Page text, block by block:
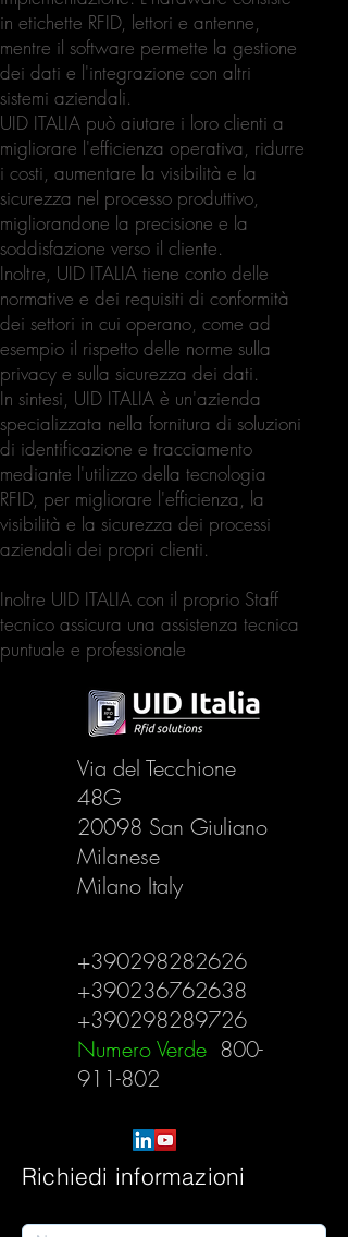
in etichette RFID, lettori e antenne,
mentre il software permette la gestione
dei dati e l'integrazione con altri
sistemi aziendali.
UID ITALIA può aiutare i loro clienti a
migliorare l'efficienza operativa, ridurre
i costi, aumentare la visibilità e la
sicurezza nel processo produttivo,
migliorandone la precisione e la
soddisfazione verso il cliente.
Inoltre, UID ITALIA tiene conto delle
normative e dei requisiti di conformità
dei settori in cui operano, come ad
esempio il rispetto delle norme sulla
privacy e sulla sicurezza dei dati.
In sintesi, UID ITALIA è un'azienda
specializzata nella fornitura di soluzioni
di identificazione e tracciamento
mediante l'utilizzo della tecnologia
RFID, per migliorare l'efficienza, la
visibilità e la sicurezza dei processi
aziendali dei propri clienti.
Inoltre UID ITALIA con il proprio Staff
tecnico assicura una assistenza tecnica
puntuale e professionale
Via del Tecchione
48G
20098 San Giuliano
Milanese
Milano Italy
+390298282626
+390236762638
+390298289726
Numero Verde 800-
911-802
Richiedi informazioni